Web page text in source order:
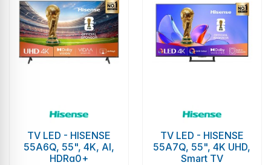
TV LED - HISENSE
55A6Q, 55", 4K, AI,
HDRq0+
TV LED - HISENSE
55A7Q, 55", 4K UHD,
Smart TV